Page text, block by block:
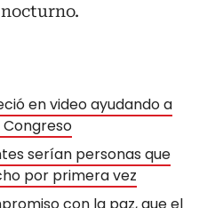
en video ayudando a
serían personas que
por primera vez